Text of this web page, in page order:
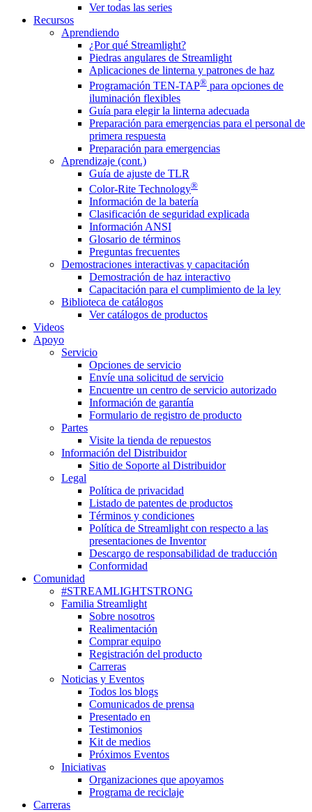
Ver todas las series
Recursos
Aprendiendo
¿Por qué Streamlight?
Piedras angulares de Streamlight
Aplicaciones de linterna y patrones de haz
Programación TEN-TAP® para opciones de
iluminación flexibles
Guía para elegir la linterna adecuada
Preparación para emergencias para el personal de
primera respuesta
Preparación para emergencias
Aprendizaje (cont.)
Guía de ajuste de TLR
Color-Rite Technology®
Información de la batería
Clasificación de seguridad explicada
Información ANSI
Glosario de términos
Preguntas frecuentes
Demostraciones interactivas y capacitación
Demostración de haz interactivo
Capacitación para el cumplimiento de la ley
Biblioteca de catálogos
Ver catálogos de productos
Videos
Apoyo
Servicio
Opciones de servicio
Envíe una solicitud de servicio
Encuentre un centro de servicio autorizado
Información de garantía
Formulario de registro de producto
Partes
Visite la tienda de repuestos
Información del Distribuidor
Sitio de Soporte al Distribuidor
Legal
Política de privacidad
Listado de patentes de productos
Términos y condiciones
Política de Streamlight con respecto a las
presentaciones de Inventor
Descargo de responsabilidad de traducción
Conformidad
Comunidad
#STREAMLIGHTSTRONG
Familia Streamlight
Sobre nosotros
Realimentación
Comprar equipo
Registración del producto
Carreras
Noticias y Eventos
Todos los blogs
Comunicados de prensa
Presentado en
Testimonios
Kit de medios
Próximos Eventos
Iniciativas
Organizaciones que apoyamos
Programa de reciclaje
Carreras